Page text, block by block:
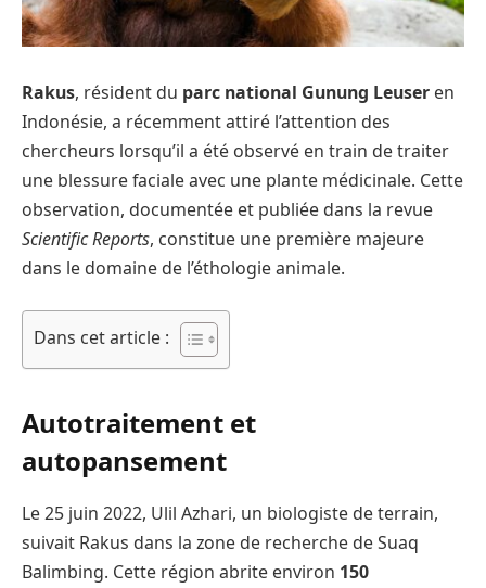
Rakus, résident du parc national Gunung Leuser en
Indonésie, a récemment attiré l’attention des
chercheurs lorsqu’il a été observé en train de traiter
une blessure faciale avec une plante médicinale. Cette
observation, documentée et publiée dans la revue
Scientific Reports, constitue une première majeure
dans le domaine de l’éthologie animale.
Dans cet article :
Autotraitement et
autopansement
Le 25 juin 2022, Ulil Azhari, un biologiste de terrain,
suivait Rakus dans la zone de recherche de Suaq
Balimbing. Cette région abrite environ 150